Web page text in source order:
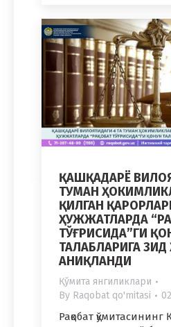
ҚАШҚАДАРЁ
ТУМАН
ҚИЛГАН
ҲУЖЖАТЛАРДА
ТЎҒРИСИДА”ГИ
ТАЛАБЛАРИГА ЗИД
АНИҚЛАНДИ
Қўмита янгиликлари
By Raqobat qo'mitasi
Рақобат қўмитасининг